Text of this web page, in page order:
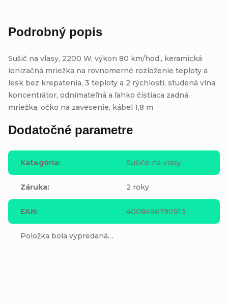
Podrobný popis
Sušič na vlasy, 2200 W, výkon 80 km/hod., keramická
ionizačná mriežka na rovnomerné rozloženie teploty a
lesk bez krepatenia, 3 teploty a 2 rýchlosti, studená vlna,
koncentrátor, odnímateľná a ľahko čistiaca zadná
mriežka, očko na zavesenie, kábel 1,8 m
Dodatočné parametre
Kategória: Sušiče na vlasy
Záruka: 2 roky
EAN: 4008496790913
Položka bola vypredaná…